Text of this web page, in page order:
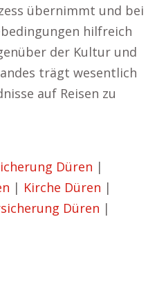
übernimmt und bei
hilfreich
der Kultur und
trägt wesentlich
auf Reisen zu
Düren |
| Kirche Düren |
Düren |